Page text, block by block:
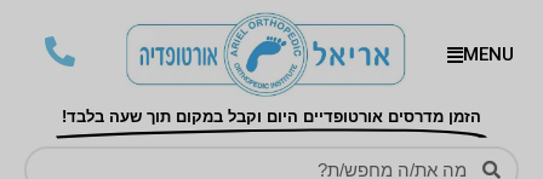
MENU
הזמן מדרסים אורטופדיים היום וקבל במקום תוך שעה בלבד!